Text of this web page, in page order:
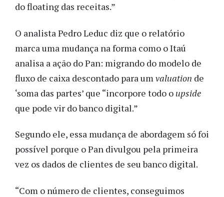
do floating das receitas.”
O analista Pedro Leduc diz que o relatório
marca uma mudança na forma como o Itaú
analisa a ação do Pan: migrando do modelo de
fluxo de caixa descontado para umvaluation de
‘soma das partes’ que “incorpore todo o upside
que pode vir do banco digital.”
Segundo ele, essa mudança de abordagem só foi
possível porque o Pan divulgou pela primeira
vez os dados de clientes de seu banco digital.
“Com o número de clientes, conseguimos